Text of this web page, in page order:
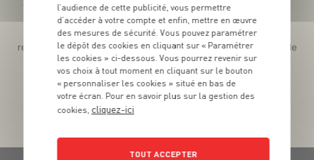
Téléchargez l’App pour profiter d’offres exclusives !
Des promos exclusives, des récompenses généreuses, des
recettes gourmandes, des jeux inédits... le tout dans une seule
app !
l’audience de cette publicité, vous permettre
d’accéder à votre compte et enfin, mettre en œuvre
des mesures de sécurité. Vous pouvez paramétrer
le dépôt des cookies en cliquant sur « Paramétrer
les cookies » ci-dessous. Vous pourrez revenir sur
vos choix à tout moment en cliquant sur le bouton
« personnaliser les cookies » situé en bas de
votre écran. Pour en savoir plus sur la gestion des
cookies, cliquez-ici
TOUT ACCEPTER